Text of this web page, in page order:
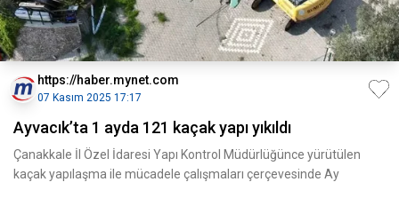
https://haber.mynet.com
07 Kasım 2025 17:17
Ayvacık’ta 1 ayda 121 kaçak yapı yıkıldı
Çanakkale İl Özel İdaresi Yapı Kontrol Müdürlüğünce yürütülen
kaçak yapılaşma ile mücadele çalışmaları çerçevesinde Ay